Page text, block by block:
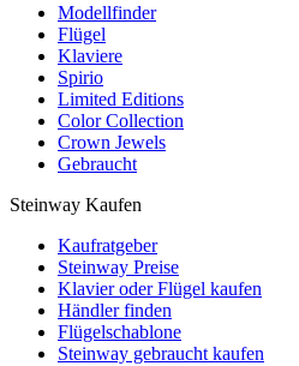
Modellfinder
Flügel
Klaviere
Spirio
Limited Editions
Color Collection
Crown Jewels
Gebraucht
Steinway Kaufen
Kaufratgeber
Steinway Preise
Klavier oder Flügel kaufen
Händler finden
Flügelschablone
Steinway gebraucht kaufen